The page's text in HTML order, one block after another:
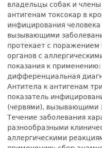
владельцы собак и
антигенам токсокар в
инфицирования
вызывающими
протекает с поражением
органов с
показания к
дифференциальная
Антитела к антигенам
показатель
(червями), вызывающими
Течение заболевания
разнообразными
аллергическими